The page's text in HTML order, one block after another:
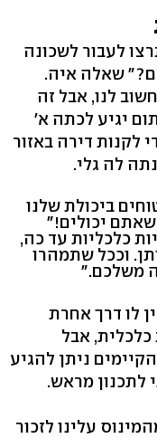
לעבור לשכונה
שאלה איה.
לנו, אבל זה
יגיע לכתה א'
לקנות דירה באזור
לה גלי.
ביכולת שלנו
שאתם יכולים!"
כלכליות עד כה,
וככל שתמהרו
משלכם."
לו דרך אחרת
אבל
ניתן להגיע
לתכנון מראש.
עלינו לזכור